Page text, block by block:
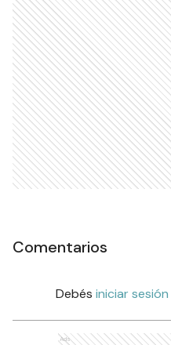
Comentarios
Debés iniciar sesión
Ads